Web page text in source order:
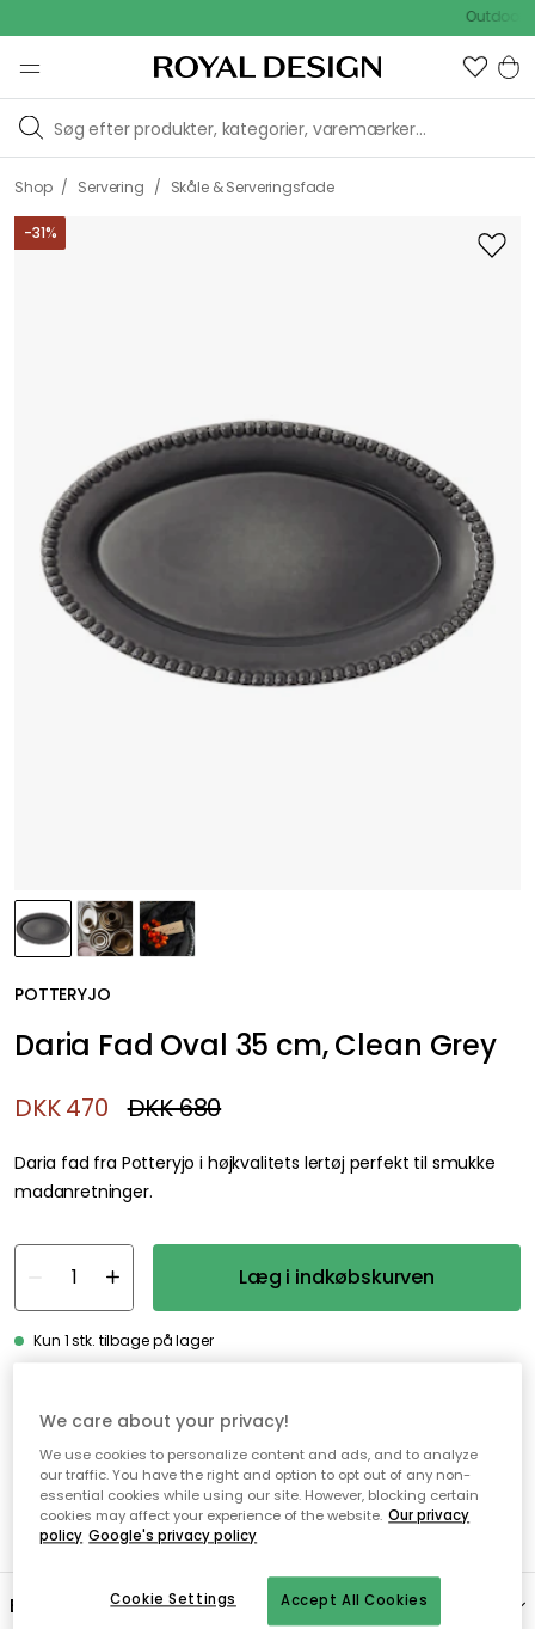
Outdoor
Shop / Servering / Skåle & Serveringsfade
-31%
POTTERYJO
Daria Fad Oval 35 cm, Clean Grey
DKK 470 DKK 680
Daria fad fra Potteryjo i højkvalitets lertøj perfekt til smukke
madanretninger.
Læg i indkøbskurven
Kun 1 stk. tilbage på lager
Gratis forsendelse over 499,-*
Hurtige og fleksible leverancer
Nem checkout med MobilePay
Beskrivelse
We care about your privacy!
We use cookies to personalize content and ads, and to analyze
our traffic. You have the right and option to opt out of any non-
essential cookies while using our site. However, blocking certain
cookies may affect your experience of the website. Our privacy
policy Google's privacy policy
Accept All Cookies
Cookie Settings